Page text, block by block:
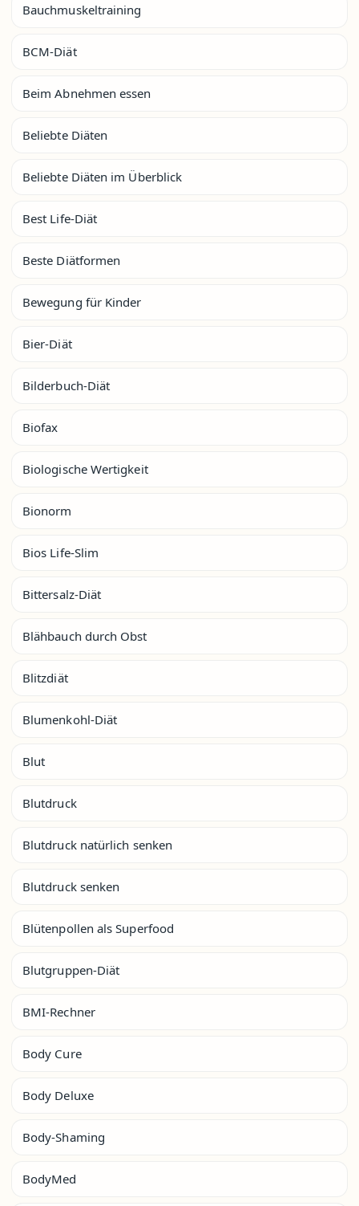
Bauchmuskeltraining
BCM-Diät
Beim Abnehmen essen
Beliebte Diäten
Beliebte Diäten im Überblick
Best Life-Diät
Beste Diätformen
Bewegung für Kinder
Bier-Diät
Bilderbuch-Diät
Biofax
Biologische Wertigkeit
Bionorm
Bios Life-Slim
Bittersalz-Diät
Blähbauch durch Obst
Blitzdiät
Blumenkohl-Diät
Blut
Blutdruck
Blutdruck natürlich senken
Blutdruck senken
Blütenpollen als Superfood
Blutgruppen-Diät
BMI-Rechner
Body Cure
Body Deluxe
Body-Shaming
BodyMed